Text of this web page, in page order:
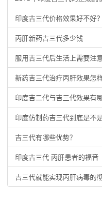
印度吉三代价格效果好不好
丙肝新药吉三代多少钱
服用吉三代后生活上需要注
新药吉三代治疗丙肝效果怎
印度吉二代与吉三代效果有
印度仿制药吉三代到底是不
吉三代有哪些优势？
印度吉三代 丙肝患者的福音
吉三代就能实现丙肝病毒的